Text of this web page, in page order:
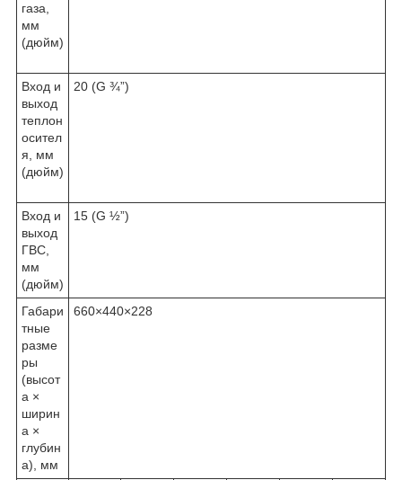
газа,
мм
(дюйм)
Вход и
выход
теплон
осител
я, мм
(дюйм)
20 (G ¾”)
Вход и
выход
ГВС,
мм
(дюйм)
15 (G ½”)
Габари
тные
разме
ры
(высот
а ×
ширин
а ×
глубин
а), мм
660×440×228